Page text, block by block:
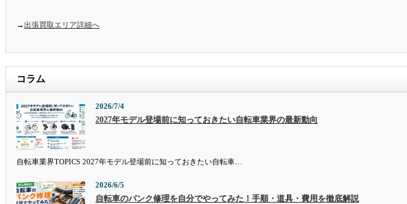
→出張買取エリア詳細へ
コラム
2026/7/4
2027年モデル登場前に知っておきたい自転車業界の最新動向
自転車業界TOPICS 2027年モデル登場前に知っておきたい自転車…
2026/6/5
自転車のパンク修理を自分でやってみた！手順・道具・費用を徹底解説